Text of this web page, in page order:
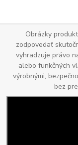
Obrázky
zodpovedať
vyhradzuje právo
alebo funkčných
výrobnými,
bez